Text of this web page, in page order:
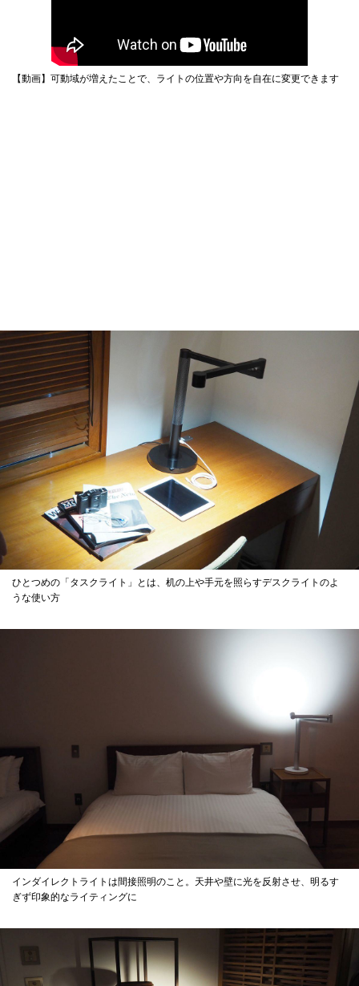
【動画】可動域が増えたことで、ライトの位置や方向を自在に変更できます
ひとつめの「タスクライト」とは、机の上や手元を照らすデスクライトのよ
うな使い方
インダイレクトライトは間接照明のこと。天井や壁に光を反射させ、明るす
ぎず印象的なライティングに